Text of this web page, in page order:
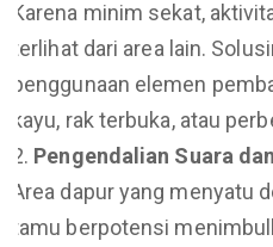
Karena minim sekat,
terlihat dari area lain.
penggunaan elemen
kayu, rak terbuka, atau
Pengendalian Suara
Area dapur yang menyatu
tamu berpotensi